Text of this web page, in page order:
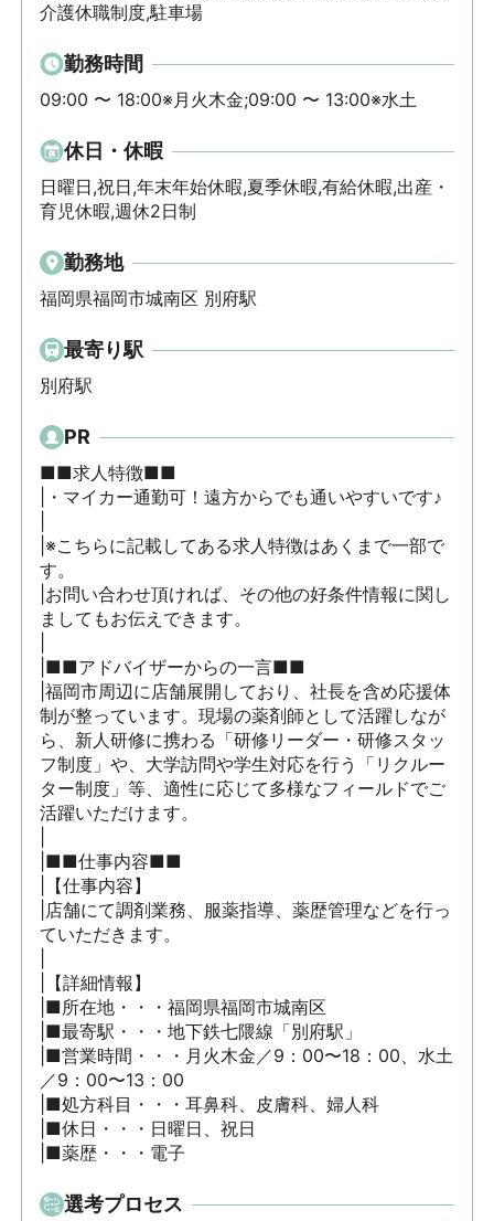
介護休職制度,駐車場
勤務時間
09:00 〜 18:00※月火木金;09:00 〜 13:00※水土
休日・休暇
日曜日,祝日,年末年始休暇,夏季休暇,有給休暇,出産・
育児休暇,週休2日制
勤務地
福岡県福岡市城南区 別府駅
最寄り駅
別府駅
PR
■■求人特徴■■
|・マイカー通勤可！遠方からでも通いやすいです♪
|※こちらに記載してある求人特徴はあくまで一部で
す。
|お問い合わせ頂ければ、その他の好条件情報に関し
ましてもお伝えできます。
|■■アドバイザーからの一言■■
|福岡市周辺に店舗展開しており、社長を含め応援体
制が整っています。現場の薬剤師として活躍しなが
ら、新人研修に携わる「研修リーダー・研修スタッ
フ制度」や、大学訪問や学生対応を行う「リクルー
ター制度」等、適性に応じて多様なフィールドでご
活躍いただけます。
|■■仕事内容■■
|【仕事内容】
|店舗にて調剤業務、服薬指導、薬歴管理などを行っ
ていただきます。
|【詳細情報】
|■所在地・・・福岡県福岡市城南区
|■最寄駅・・・地下鉄七隈線「別府駅」
|■営業時間・・・月火木金／9：00〜18：00、水土
／9：00〜13：00
|■処方科目・・・耳鼻科、皮膚科、婦人科
|■休日・・・日曜日、祝日
|■薬歴・・・電子
選考プロセス